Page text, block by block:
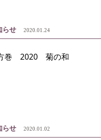
らせ 2020.01.24
巻 2020 菊の和
らせ 2020.01.02